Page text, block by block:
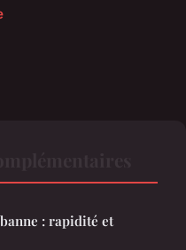
: rapidité et